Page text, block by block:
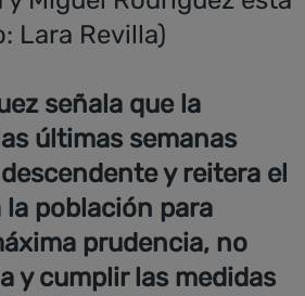
Lara Revilla)
señala que la
últimas semanas
y reitera el
la población para
prudencia, no
y cumplir las medidas